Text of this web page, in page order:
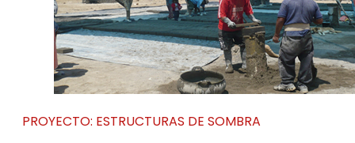
PROYECTO: ESTRUCTURAS DE SOMBRA